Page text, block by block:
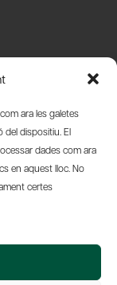
ara les galetes
del dispositiu. El
dades com ara
en aquest lloc. No
certes
d'Amics del País